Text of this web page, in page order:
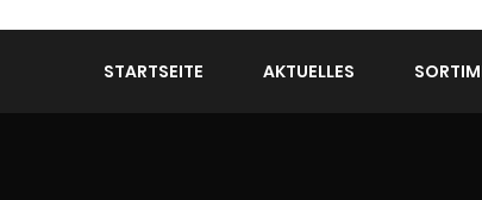
STARTSEITE AKTUELLES